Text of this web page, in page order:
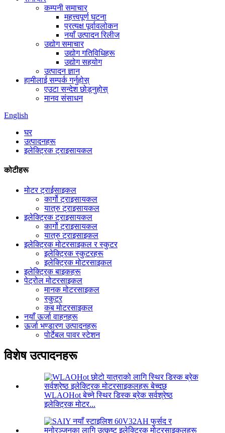
कम्पनी समाचार
महत्त्वपूर्ण घटना
प्रत्यक्ष पूर्वावलोकन
नयाँ उत्पादन रिलीज
उद्योग समाचार
उद्योग गतिविधिहरू
उद्योग सहयोग
उत्पादन ज्ञान
हामीलाई सम्पर्क गर्नुहोस्
एउटा सन्देश छोड्नुहोस्
मानव संसाधन
English
घर
उत्पादनहरू
इलेक्ट्रिक ट्राइसायकल
कोटीहरू
मोटर ट्राईसाइकल
कार्गो ट्राइसायकल
यात्रु ट्राइसायकल
इलेक्ट्रिक ट्राइसायकल
कार्गो ट्राइसायकल
यात्रु ट्राइसाइकल
इलेक्ट्रिक मोटरसाइकल र स्कुटर
इलेक्ट्रिक स्कुटरहरू
इलेक्ट्रिक मोटरसाइकल
इलेक्ट्रिक बाइकहरू
पेट्रोल मोटरसाइकल
मानक मोटरसाइकल
स्कुटर
कब मोटरसाइकल
नयाँ ऊर्जा वाहनहरू
ऊर्जा भण्डारण उत्पादनहरू
पोर्टेबल पावर स्टेशन
विशेष उत्पादनहरू
WLAOHot बेच्ने स्थिर डिस्क ब्रेक सर्वश्रेष्ठ
इलेक्ट्रिक मोटर...